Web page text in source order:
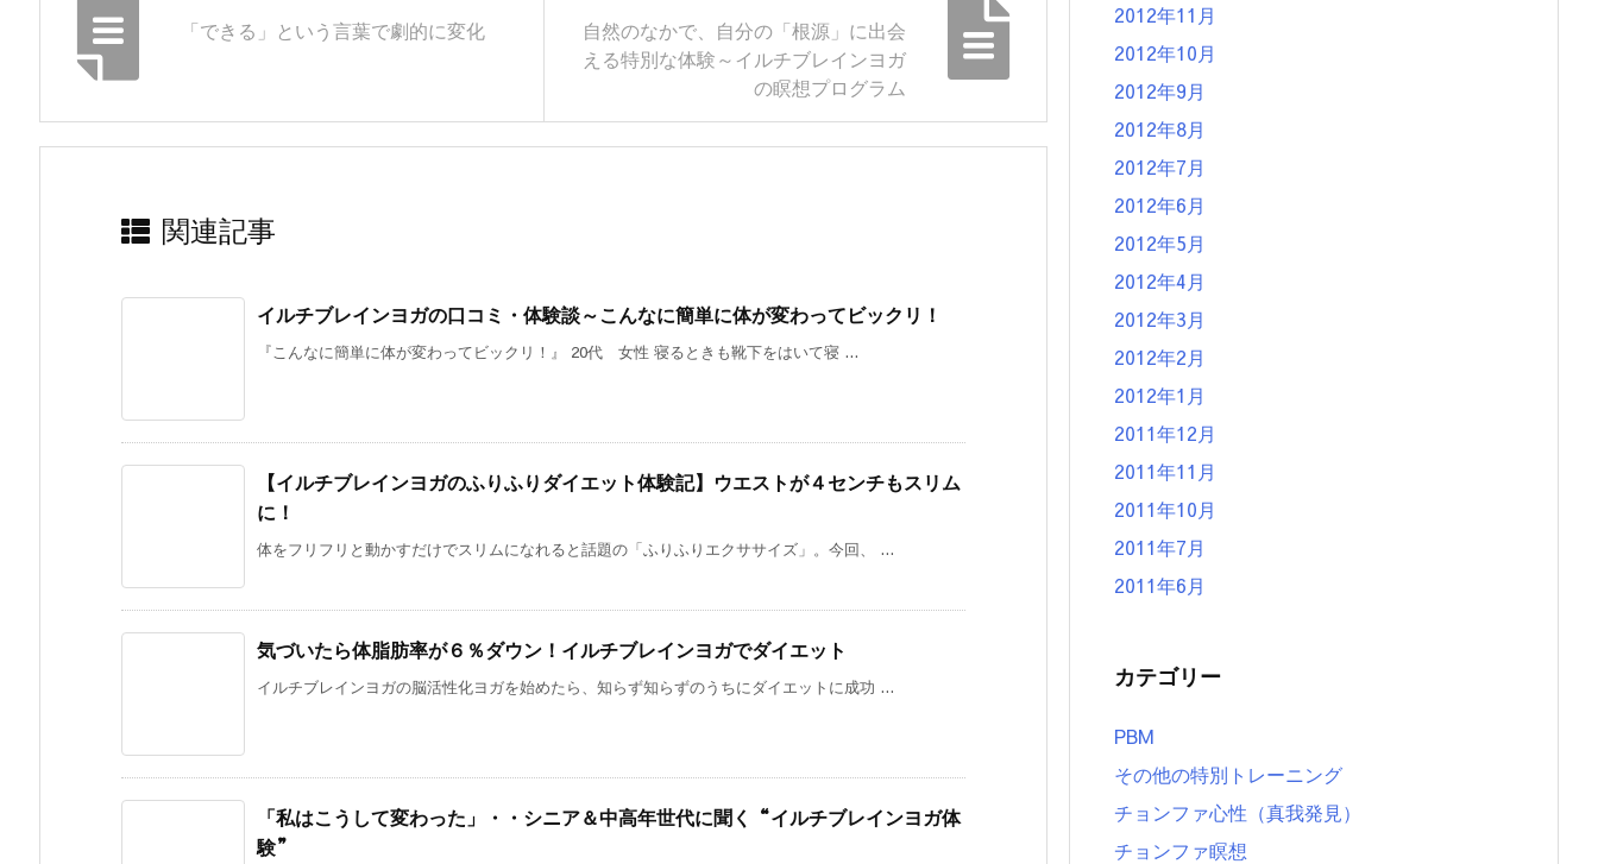
自然のなかで、自分の「根源」に出会
える特別な体験～イルチブレインヨガ
の瞑想プログラム
「できる」という言葉で劇的に変化
関連記事
イルチブレインヨガの口コミ・体験談～こんなに簡単に体が変わってビックリ！
『こんなに簡単に体が変わってビックリ！』 20代 女性 寝るときも靴下をはいて寝 ...
【イルチブレインヨガのふりふりダイエット体験記】ウエストが４センチもスリム
に！
体をフリフリと動かすだけでスリムになれると話題の「ふりふりエクササイズ」。今回、 ...
気づいたら体脂肪率が６％ダウン！イルチブレインヨガでダイエット
イルチブレインヨガの脳活性化ヨガを始めたら、知らず知らずのうちにダイエットに成功 ...
「私はこうして変わった」・・シニア＆中高年世代に聞く“イルチブレインヨガ体
験”
2012年11月
2012年10月
2012年9月
2012年8月
2012年7月
2012年6月
2012年5月
2012年4月
2012年3月
2012年2月
2012年1月
2011年12月
2011年11月
2011年10月
2011年7月
2011年6月
カテゴリー
PBM
その他の特別トレーニング
チョンファ心性（真我発見）
チョンファ瞑想